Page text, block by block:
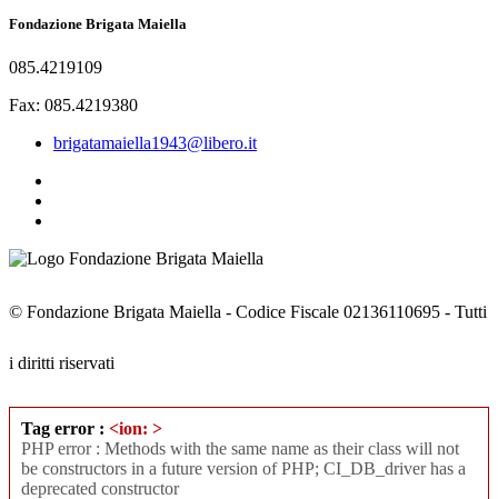
Fondazione Brigata Maiella
085.4219109
Fax: 085.4219380
brigatamaiella1943@libero.it
© Fondazione Brigata Maiella - Codice Fiscale 02136110695 - Tutti
i diritti riservati
Tag error : <ion: >
PHP error : Methods with the same name as their class will not
be constructors in a future version of PHP; CI_DB_driver has a
deprecated constructor